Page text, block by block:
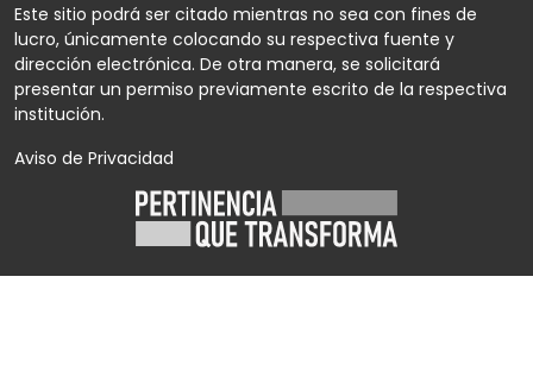
Este sitio podrá ser citado mientras no sea con fines de
lucro, únicamente colocando su respectiva fuente y
dirección electrónica. De otra manera, se solicitará
presentar un permiso previamente escrito de la respectiva
institución.
Aviso de Privacidad